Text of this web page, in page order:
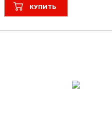
КУПИТЬ